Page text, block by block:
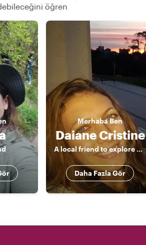
öğren
MerhabaBen
Daiane Cristine
A local friend to explore around!
Daha Fazla Gör